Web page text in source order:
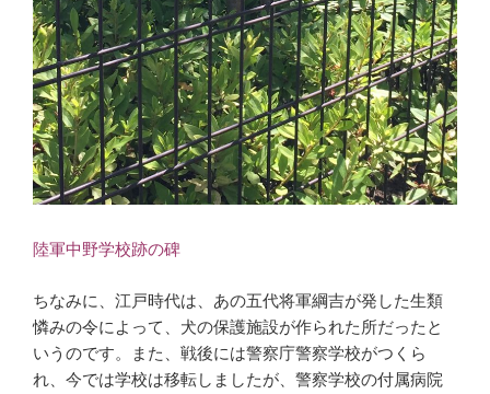
陸軍中野学校跡の碑
ちなみに、江戸時代は、あの五代将軍綱吉が発した生類
憐みの令によって、犬の保護施設が作られた所だったと
いうのです。また、戦後には警察庁警察学校がつくら
れ、今では学校は移転しましたが、警察学校の付属病院